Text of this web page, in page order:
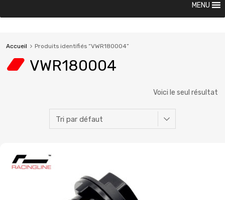
MENU
Accueil Produits identifiés “VWR180004”
VWR180004
Voici le seul résultat